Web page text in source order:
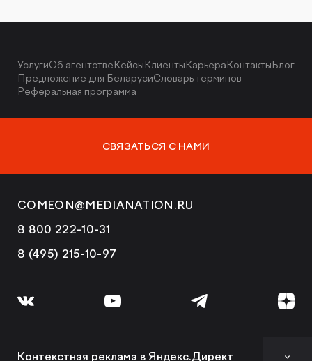
УслугиОб агентствеКейсыКлиентыКарьераКонтактыБлог
Предложение для БеларусиСловарь терминов
Реферальная программа
СВЯЗАТЬСЯ С НАМИ
COMEON@MEDIANATION.RU
8 800 222-10-31
8 (495) 215-10-97
Контекстная реклама в Яндекс.Директ